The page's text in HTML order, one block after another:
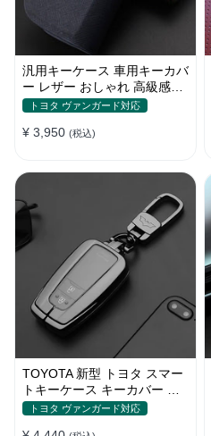
汎用キーケース 車用キーカバ
ー レザー おしゃれ 高級感抜
群 ロゴオーダーメイド
トヨタ ヴァンガード対応
¥ 3,950 (税込)
TOYOTA 新型 トヨタ スマー
トキーケース キーカバー 全
面保護 汚れ防止 滑り止め 傷
トヨタ ヴァンガード対応